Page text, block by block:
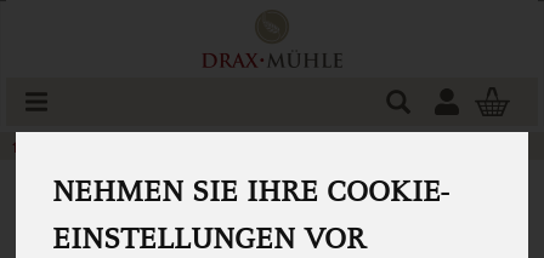
NEHMEN SIE IHRE COOKIE-
EINSTELLUNGEN VOR
Produkt